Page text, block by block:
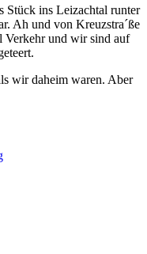
Stück ins Leizachtal runter
Ah und von Kreuzstra´ße
Verkehr und wir sind auf
wir daheim waren. Aber